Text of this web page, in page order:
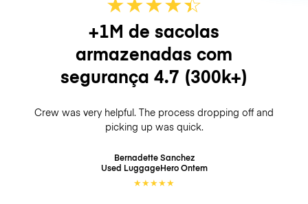
+1M de sacolas
armazenadas com
segurança 4.7 (300k+)
Crew was very helpful. The process dropping off and
picking up was quick.
Bernadette Sanchez
Used LuggageHeroOntem
★★★★★